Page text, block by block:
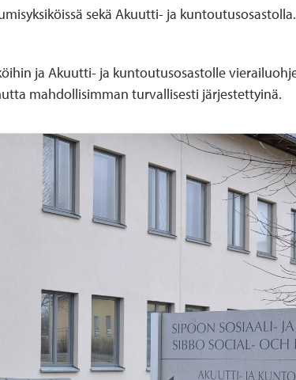
sekä Akuutti- ja
ja Akuutti- ja kuntoutusosastolle
mahdollisimman turvallisesti järjestettyinä.